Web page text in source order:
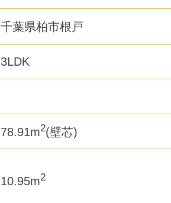
千葉県柏市根戸
3LDK
78.91m2(壁芯)
10.95m2